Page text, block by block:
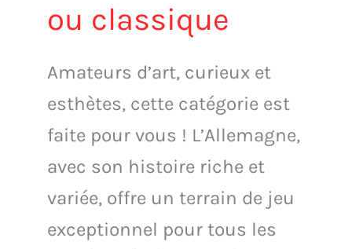
ou classique
Amateurs d’art, curieux et
esthètes, cette catégorie est
faite pour vous ! L’Allemagne,
avec son histoire riche et
variée, offre un terrain de jeu
exceptionnel pour tous les